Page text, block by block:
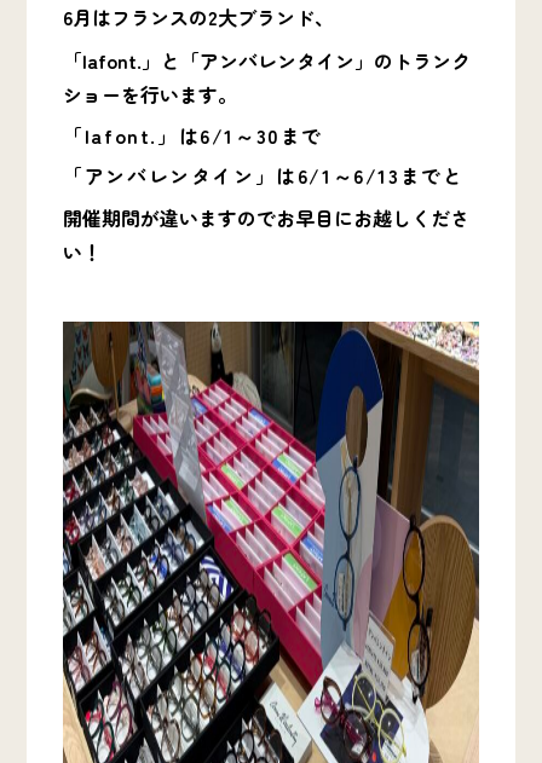
6月はフランスの2大ブランド、
「lafont.」と「アンバレンタイン」のトランク
ショーを行います。
「lafont.」は6/1～30まで
「アンバレンタイン」は6/1～6/13までと
開催期間が違いますのでお早目にお越しくださ
い！